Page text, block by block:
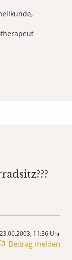
23.06.2003, 11:36 Uhr
Beitrag melden